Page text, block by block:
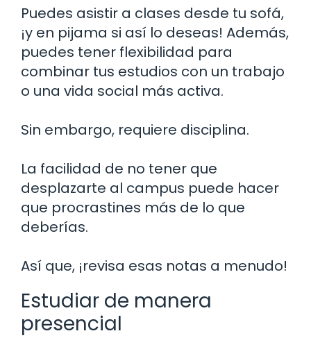
Puedes asistir a clases desde tu sofá,
¡y en pijama si así lo deseas! Además,
puedes tener flexibilidad para
combinar tus estudios con un trabajo
o una vida social más activa.
Sin embargo, requiere disciplina.
La facilidad de no tener que
desplazarte al campus puede hacer
que procrastines más de lo que
deberías.
Así que, ¡revisa esas notas a menudo!
Estudiar de manera
presencial